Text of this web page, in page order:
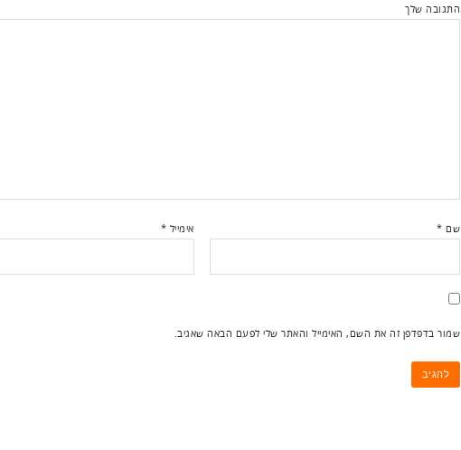
התגובה שלך
שם * אימייל *
שמור בדפדפן זה את השם, האימייל והאתר שלי לפעם הבאה שאגיב.